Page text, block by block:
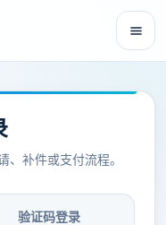
、补件或支付流程。
验证码登录